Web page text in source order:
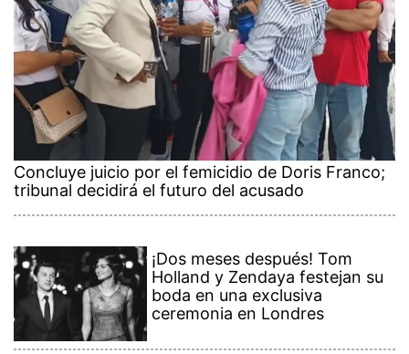
Concluye juicio por el femicidio de Doris Franco;
tribunal decidirá el futuro del acusado
¡Dos meses después! Tom
Holland y Zendaya festejan su
boda en una exclusiva
ceremonia en Londres